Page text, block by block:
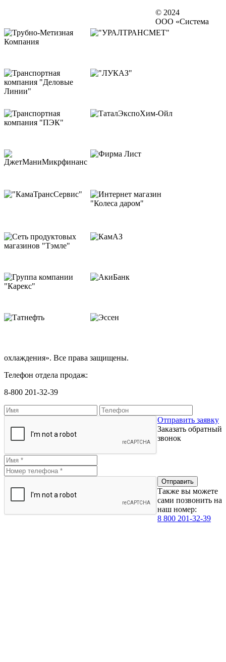
© 2024
ООО «Система
охлаждения». Все права защищены.
Телефон отдела продаж:
8-800 201-32-39
Отправить заявку
Заказать обратный
звонок
Также вы можете
сами позвонить на
наш номер:
8 800 201-32-39